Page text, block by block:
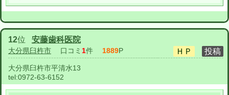
12位 安藤歯科医院
大分県臼杵市 口コミ 1件 1889P
大分県臼杵市平清水13
tel:0972-63-6152